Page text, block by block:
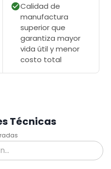
Calidad de
manufactura
superior que
garantiza mayor
vida útil y menor
costo total
Técnicas